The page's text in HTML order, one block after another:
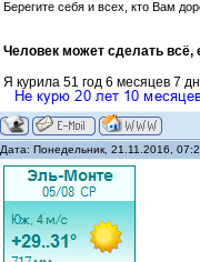
Берегите себя и всех, кто Вам
Человек может сделать всё,
Я курила 51 год 6 месяцев 7
Дата: Понедельник, 21.11.2016,